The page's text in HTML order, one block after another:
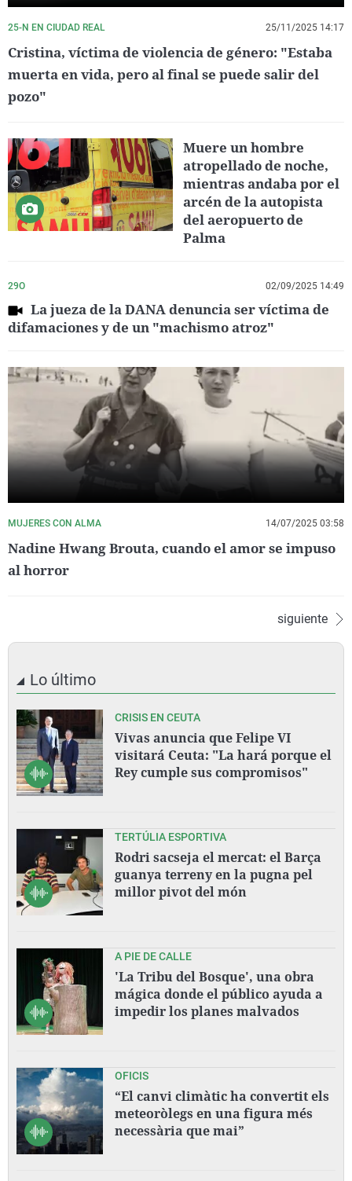
25-N EN CIUDAD REAL 25/11/2025 14:17
Cristina, víctima de violencia de género: "Estaba
muerta en vida, pero al final se puede salir del
pozo"
Muere un hombre
atropellado de noche,
mientras andaba por el
arcén de la autopista
del aeropuerto de
Palma
29O 02/09/2025 14:49
La jueza de la DANA denuncia ser víctima de
difamaciones y de un "machismo atroz"
MUJERES CON ALMA 14/07/2025 03:58
Nadine Hwang Brouta, cuando el amor se impuso
al horror
siguiente
Lo último
CRISIS EN CEUTA
Vivas anuncia que Felipe VI
visitará Ceuta: "La hará porque el
Rey cumple sus compromisos"
TERTÚLIA ESPORTIVA
Rodri sacseja el mercat: el Barça
guanya terreny en la pugna pel
millor pivot del món
A PIE DE CALLE
'La Tribu del Bosque', una obra
mágica donde el público ayuda a
impedir los planes malvados
OFICIS
“El canvi climàtic ha convertit els
meteoròlegs en una figura més
necessària que mai”